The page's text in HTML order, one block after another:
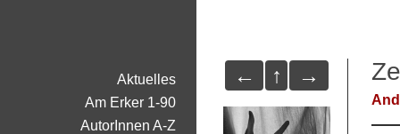
← ↑ →
Aktuelles
Am Erker 1-90
AutorInnen A-Z